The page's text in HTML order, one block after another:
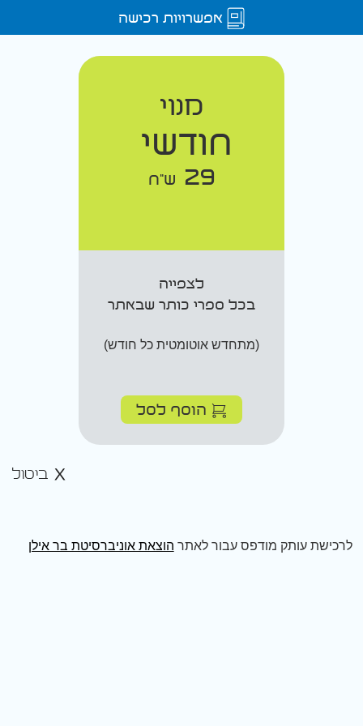
אפשרויות רכישה
מנוי
חודשי
29 ש"ח
לצפייה
בכל ספרי כותר שבאתר
(מתחדש אוטומטית כל חודש)
הוסף לסל
ביטול
לרכישת עותק מודפס עבור לאתר הוצאת אוניברסיטת בר אילן